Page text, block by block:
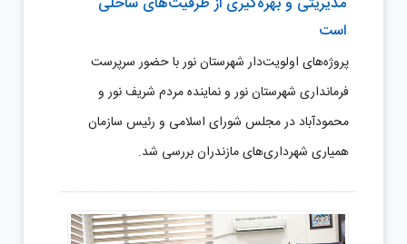
است
پروژه‌های اولویت‌دار شهرستان نور با حضور سرپرست
فرمانداری شهرستان نور و نماینده مردم شریف نور و
محمودآباد در مجلس شورای اسلامی و رئیس سازمان
همیاری شهرداری‌های مازندران بررسی شد.